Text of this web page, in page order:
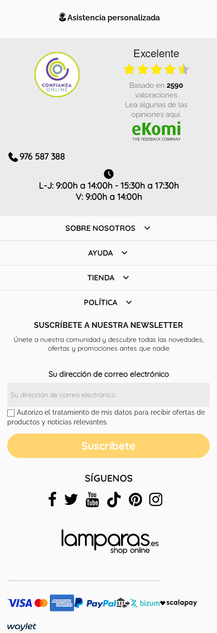
Asistencia personalizada
Excelente
basado en 2590
valoraciones
Lea algunas de las
opiniones aquí.
976 587 388
L-J: 9:00h a 14:00h - 15:30h a 17:30h
V: 9:00h a 14:00h
SOBRE NOSOTROS 
AYUDA 
TIENDA 
POLÍTICA 
SUSCRÍBETE A NUESTRA NEWSLETTER
Únete a nuestra comunidad y descubre todas las novedades,
ofertas y promociones antes que nadie
Su dirección de correo electrónico
Autorizo el tratamiento de mis datos para recibir ofertas de
productos y noticias relevantes.
SÍGUENOS